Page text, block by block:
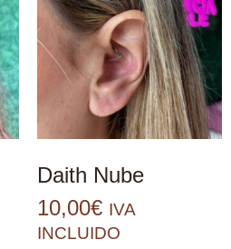
Daith Nube
10,00€ IVA
INCLUIDO